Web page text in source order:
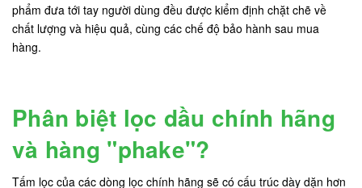
phẩm đưa tới tay người dùng đều được kiểm định chặt chẽ về
chất lượng và hiệu quả, cùng các chế độ bảo hành sau mua
hàng.
Phân biệt lọc dầu chính hãng
và hàng "phake"?
Tấm lọc của các dòng lọc chính hãng sẽ có cấu trúc dày dặn hơn